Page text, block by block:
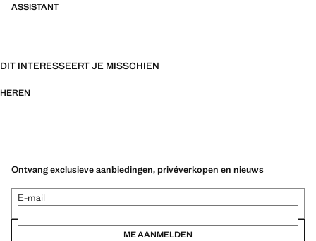
ASSISTANT
DIT INTERESSEERT JE MISSCHIEN
HEREN
Ontvang exclusieve aanbiedingen, privéverkopen en nieuws
E-mail
ME AANMELDEN